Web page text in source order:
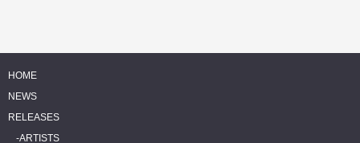
HOME
NEWS
RELEASES
ARTISTS